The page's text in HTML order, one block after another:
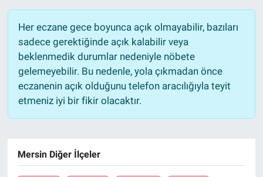
Her eczane gece boyunca açık olmayabilir, bazıları
sadece gerektiğinde açık kalabilir veya
beklenmedik durumlar nedeniyle nöbete
gelemeyebilir. Bu nedenle, yola çıkmadan önce
eczanenin açık olduğunu telefon aracılığıyla teyit
etmeniz iyi bir fikir olacaktır.
Mersin Diğer İlçeler
Spor
Nöbetçi Eczaneler